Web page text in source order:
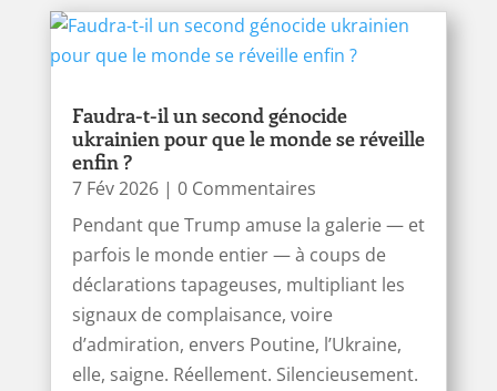
Faudra-t-il un second génocide
ukrainien pour que le monde se réveille
enfin ?
7 Fév 2026| 0 Commentaires
Pendant que Trump amuse la galerie — et
parfois le monde entier — à coups de
déclarations tapageuses, multipliant les
signaux de complaisance, voire
d’admiration, envers Poutine, l’Ukraine,
elle, saigne. Réellement. Silencieusement.